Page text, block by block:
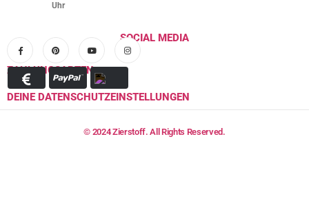
Uhr
SOCIAL MEDIA
ZAHLUNGSARTEN
DEINE DATENSCHUTZEINSTELLUNGEN
© 2024 Zierstoff. All Rights Reserved.